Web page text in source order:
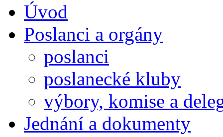
Úvod
Poslanci a orgány
poslanci
poslanecké kluby
výbory, komise a
Jednání a dokumenty